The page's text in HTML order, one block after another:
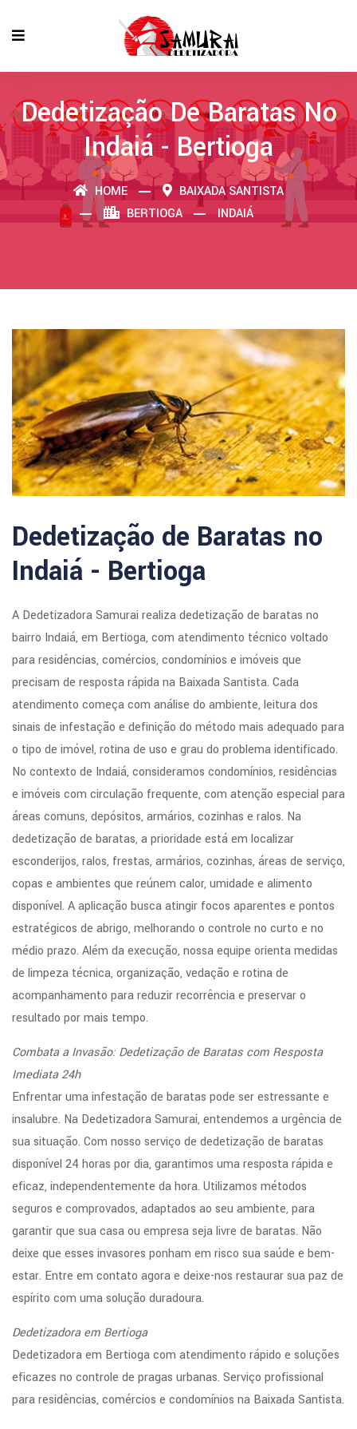
Dedetização De Baratas No
Indaiá - Bertioga
HOME
BAIXADA SANTISTA
BERTIOGA
INDAIÁ
Dedetização de Baratas no
Indaiá - Bertioga
A Dedetizadora Samurai realiza dedetização de baratas no
bairro Indaiá, em Bertioga, com atendimento técnico voltado
para residências, comércios, condomínios e imóveis que
precisam de resposta rápida na Baixada Santista. Cada
atendimento começa com análise do ambiente, leitura dos
sinais de infestação e definição do método mais adequado para
o tipo de imóvel, rotina de uso e grau do problema identificado.
No contexto de Indaiá, consideramos condomínios, residências
e imóveis com circulação frequente, com atenção especial para
áreas comuns, depósitos, armários, cozinhas e ralos. Na
dedetização de baratas, a prioridade está em localizar
esconderijos, ralos, frestas, armários, cozinhas, áreas de serviço,
copas e ambientes que reúnem calor, umidade e alimento
disponível. A aplicação busca atingir focos aparentes e pontos
estratégicos de abrigo, melhorando o controle no curto e no
médio prazo. Além da execução, nossa equipe orienta medidas
de limpeza técnica, organização, vedação e rotina de
acompanhamento para reduzir recorrência e preservar o
resultado por mais tempo.
Combata a Invasão: Dedetização de Baratas com Resposta
Imediata 24h
Enfrentar uma infestação de baratas pode ser estressante e
insalubre. Na Dedetizadora Samurai, entendemos a urgência de
sua situação. Com nosso serviço de dedetização de baratas
disponível 24 horas por dia, garantimos uma resposta rápida e
eficaz, independentemente da hora. Utilizamos métodos
seguros e comprovados, adaptados ao seu ambiente, para
garantir que sua casa ou empresa seja livre de baratas. Não
deixe que esses invasores ponham em risco sua saúde e bem-
estar. Entre em contato agora e deixe-nos restaurar sua paz de
espírito com uma solução duradoura.
Dedetizadora em Bertioga
Dedetizadora em Bertioga com atendimento rápido e soluções
eficazes no controle de pragas urbanas. Serviço profissional
para residências, comércios e condomínios na Baixada Santista.